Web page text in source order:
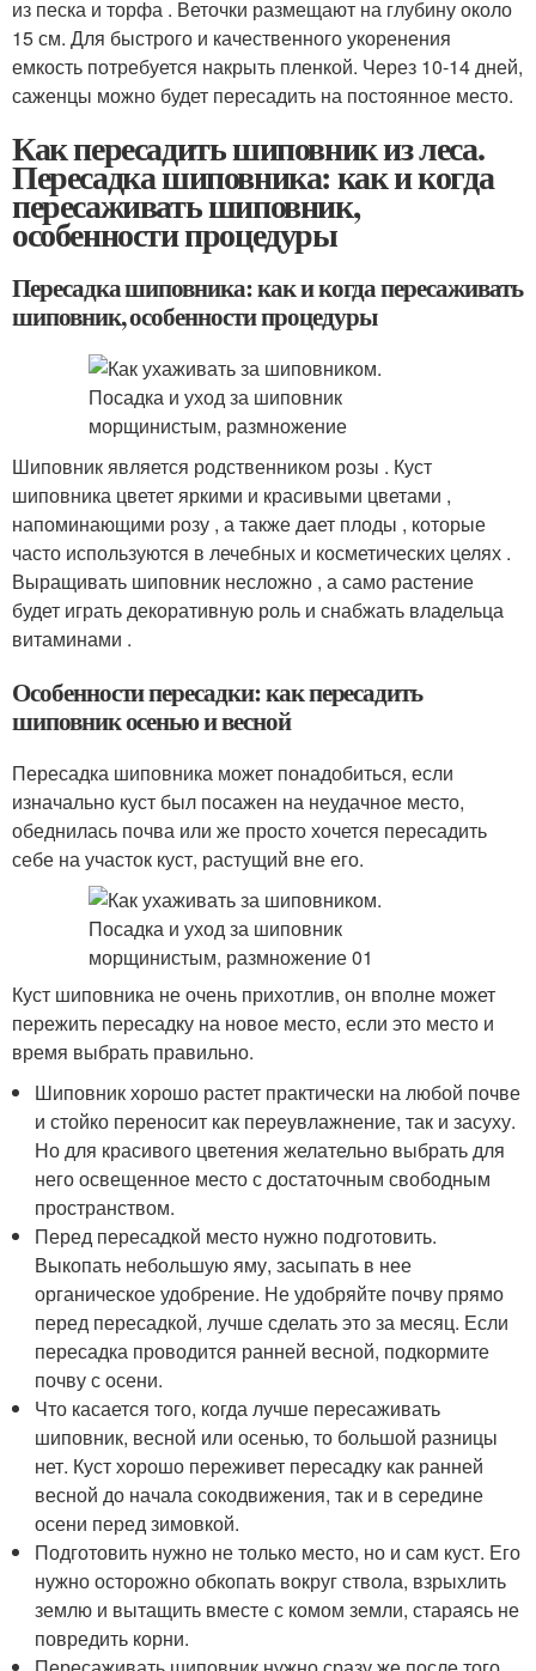
из песка и торфа . Веточки размещают на глубину около
15 см. Для быстрого и качественного укоренения
емкость потребуется накрыть пленкой. Через 10-14 дней,
саженцы можно будет пересадить на постоянное место.
Как пересадить шиповник из леса.
Пересадка шиповника: как и когда
пересаживать шиповник,
особенности процедуры
Пересадка шиповника: как и когда пересаживать
шиповник, особенности процедуры
Шиповник является родственником розы . Куст
шиповника цветет яркими и красивыми цветами ,
напоминающими розу , а также дает плоды , которые
часто используются в лечебных и косметических целях .
Выращивать шиповник несложно , а само растение
будет играть декоративную роль и снабжать владельца
витаминами .
Особенности пересадки: как пересадить
шиповник осенью и весной
Пересадка шиповника может понадобиться, если
изначально куст был посажен на неудачное место,
обеднилась почва или же просто хочется пересадить
себе на участок куст, растущий вне его.
​Куст шиповника не очень прихотлив, он вполне может
пережить пересадку на новое место, если это место и
время выбрать правильно.
Шиповник хорошо растет практически на любой почве
и стойко переносит как переувлажнение, так и засуху.
Но для красивого цветения желательно выбрать для
него освещенное место с достаточным свободным
пространством.
Перед пересадкой место нужно подготовить.
Выкопать небольшую яму, засыпать в нее
органическое удобрение. Не удобряйте почву прямо
перед пересадкой, лучше сделать это за месяц. Если
пересадка проводится ранней весной, подкормите
почву с осени.
Что касается того, когда лучше пересаживать
шиповник, весной или осенью, то большой разницы
нет. Куст хорошо переживет пересадку как ранней
весной до начала сокодвижения, так и в середине
осени перед зимовкой.
Подготовить нужно не только место, но и сам куст. Его
нужно осторожно обкопать вокруг ствола, взрыхлить
землю и вытащить вместе с комом земли, стараясь не
повредить корни.